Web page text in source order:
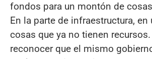
fondos para un montón de
En la parte de infraestructura,
cosas que ya no tienen
reconocer que el mismo